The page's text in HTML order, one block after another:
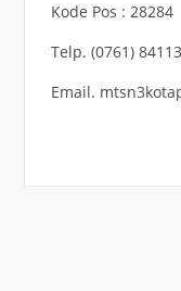
Kode Pos : 28284
Telp. (0761)
Email.